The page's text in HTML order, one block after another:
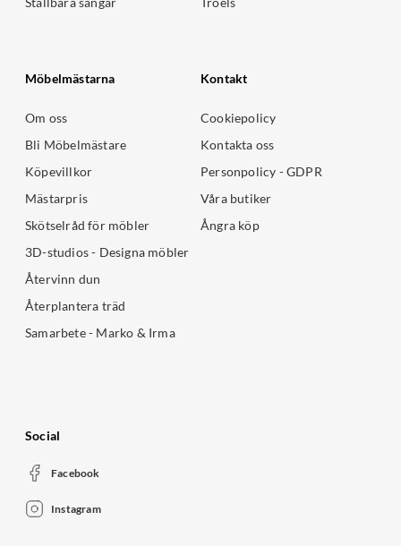
Möbelmästarna
Om oss
Bli Möbelmästare
Köpevillkor
Mästarpris
Skötselråd för möbler
3D-studios - Designa möbler
Återvinn dun
Återplantera träd
Samarbete - Marko & Irma
Kontakt
Cookiepolicy
Kontakta oss
Personpolicy - GDPR
Våra butiker
Ångra köp
Social
Facebook
Instagram